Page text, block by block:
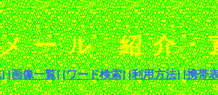
ール 紹介･
[画像一覧] [ワード検索] [利用方法] [携帯